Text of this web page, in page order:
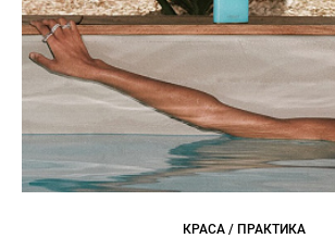
КРАСА / ПРАКТИКА